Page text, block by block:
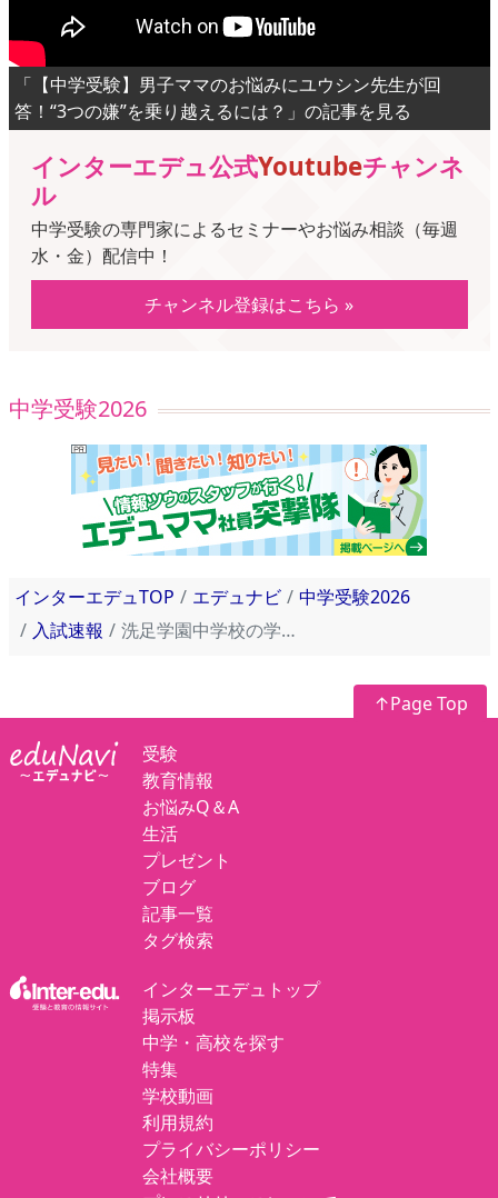
「【中学受験】男子ママのお悩みにユウシン先生が回
答！“3つの嫌”を乗り越えるには？」の記事を見る
インターエデュ公式Youtubeチャンネ
ル
中学受験の専門家によるセミナーやお悩み相談（毎週
水・金）配信中！
チャンネル登録はこちら »
中学受験2026
インターエデュTOP エデュナビ
中学受験2026
入試速報
洗足学園中学校の学校周辺情報
↑Page Top
受験
教育情報
お悩みQ＆A
生活
プレゼント
ブログ
記事一覧
タグ検索
インターエデュトップ
掲示板
中学・高校を探す
特集
学校動画
利用規約
プライバシーポリシー
会社概要